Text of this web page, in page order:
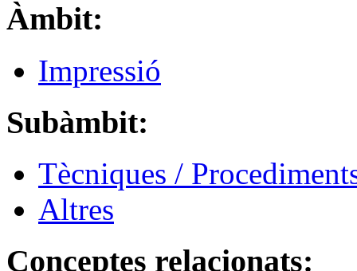
Àmbit:
Impressió
Subàmbit:
Tècniques /
Altres
Conceptes relacionats: